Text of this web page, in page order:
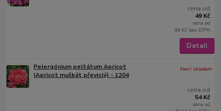
cena od
49 Kč
cena od
44 Kč bez DPH
Detail
Pelergónium peltátum Apricot
(Apricot muškát převislý) - 1204
cena od
54 Kč
cena od
Není skladem